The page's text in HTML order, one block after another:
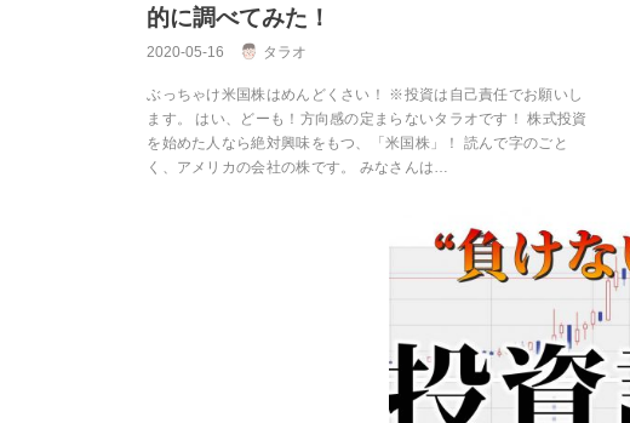
的に調べてみた！
2020-05-16 タラオ
ぶっちゃけ米国株はめんどくさい！ ※投資は自己責任でお願いし
ます。 はい、どーも！方向感の定まらないタラオです！ 株式投資
を始めた人なら絶対興味をもつ、「米国株」！ 読んで字のごと
く、アメリカの会社の株です。 みなさんは…